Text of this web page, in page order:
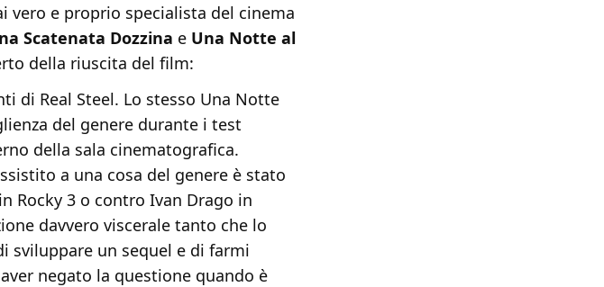
e proprio specialista del cinema
Scatenata Dozzina e Una Notte al
della riuscita del film:
di Real Steel. Lo stesso Una Notte
del genere durante i test
della sala cinematografica.
a una cosa del genere è stato
Rocky 3 o contro Ivan Drago in
davvero viscerale tanto che lo
sviluppare un sequel e di farmi
negato la questione quando è